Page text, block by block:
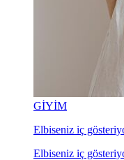
GİYİM
Elbiseniz iç
Elbiseniz iç